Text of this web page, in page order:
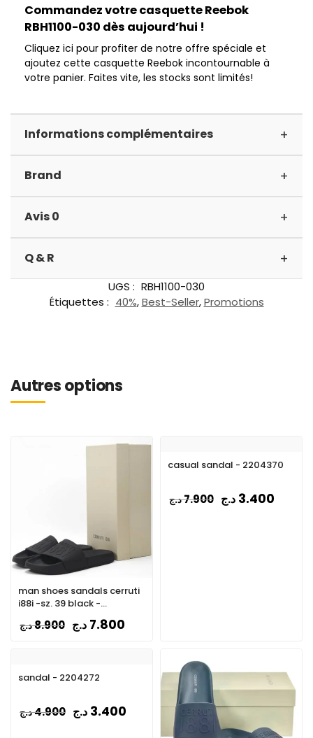
Commandez votre casquette Reebok
RBH1100-030 dès aujourd’hui !
Cliquez ici pour profiter de notre offre spéciale et
ajoutez cette casquette Reebok incontournable à
votre panier. Faites vite, les stocks sont limités!
Informations complémentaires +
Brand +
Avis 0 +
Q & R +
UGS : RBH1100-030
Étiquettes : 40%,Best-Seller,Promotions
Autres options
man shoes sandals cerruti
i88i -sz. 39 black -
8.900د.ج 7.800 د.ج
casual sandal - 2204370
7.900د.ج 3.400 د.ج
sandal - 2204272
4.900د.ج 3.400 د.ج